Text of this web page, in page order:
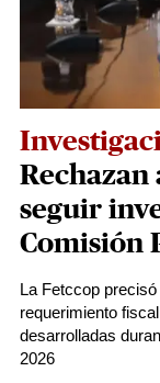
Rechazan
seguir
Comisión
La Fetccop
requerimiento
desarrolladas
2026